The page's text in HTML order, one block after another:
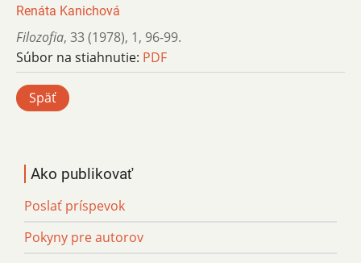
Renáta Kanichová
Filozofia, 33 (1978), 1, 96-99.
Súbor na stiahnutie: PDF
Späť
Ako publikovať
Poslať príspevok
Pokyny pre autorov